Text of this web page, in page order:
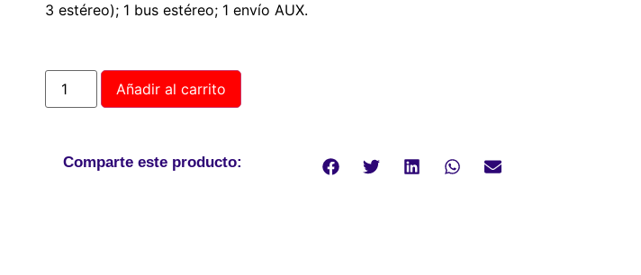
3 estéreo); 1 bus estéreo; 1 envío AUX.
Añadir al carrito
Comparte este producto: